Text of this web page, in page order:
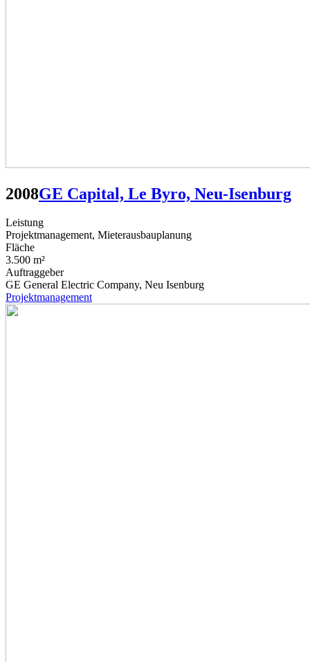
2008GE Capital, Le Byro, Neu-Isenburg
Leistung
Projektmanagement, Mieterausbauplanung
Fläche
3.500 m²
Auftraggeber
GE General Electric Company, Neu Isenburg
Projektmanagement